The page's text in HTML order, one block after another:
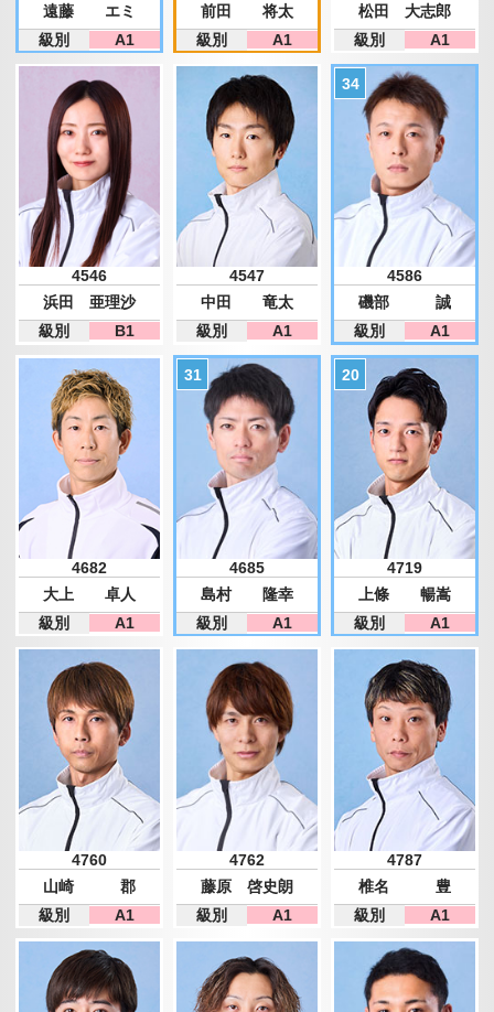
遠藤 エミ
級別
A1
前田 将太
級別
A1
松田 大志郎
級別
A1
4546
浜田 亜理沙
級別
B1
4547
中田 竜太
級別
A1
4586
磯部 誠
級別
A1
4682
大上 卓人
級別
A1
4685
島村 隆幸
級別
A1
4719
上條 暢嵩
級別
A1
4760
山崎 郡
級別
A1
4762
藤原 啓史朗
級別
A1
4787
椎名 豊
級別
A1